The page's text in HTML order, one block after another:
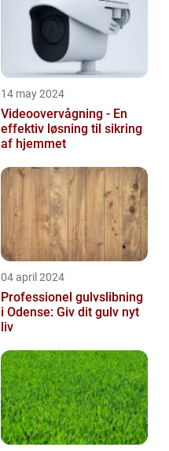
14 may 2024
Videoovervågning - En
effektiv løsning til sikring
af hjemmet
04 april 2024
Professionel gulvslibning
i Odense: Giv dit gulv nyt
liv